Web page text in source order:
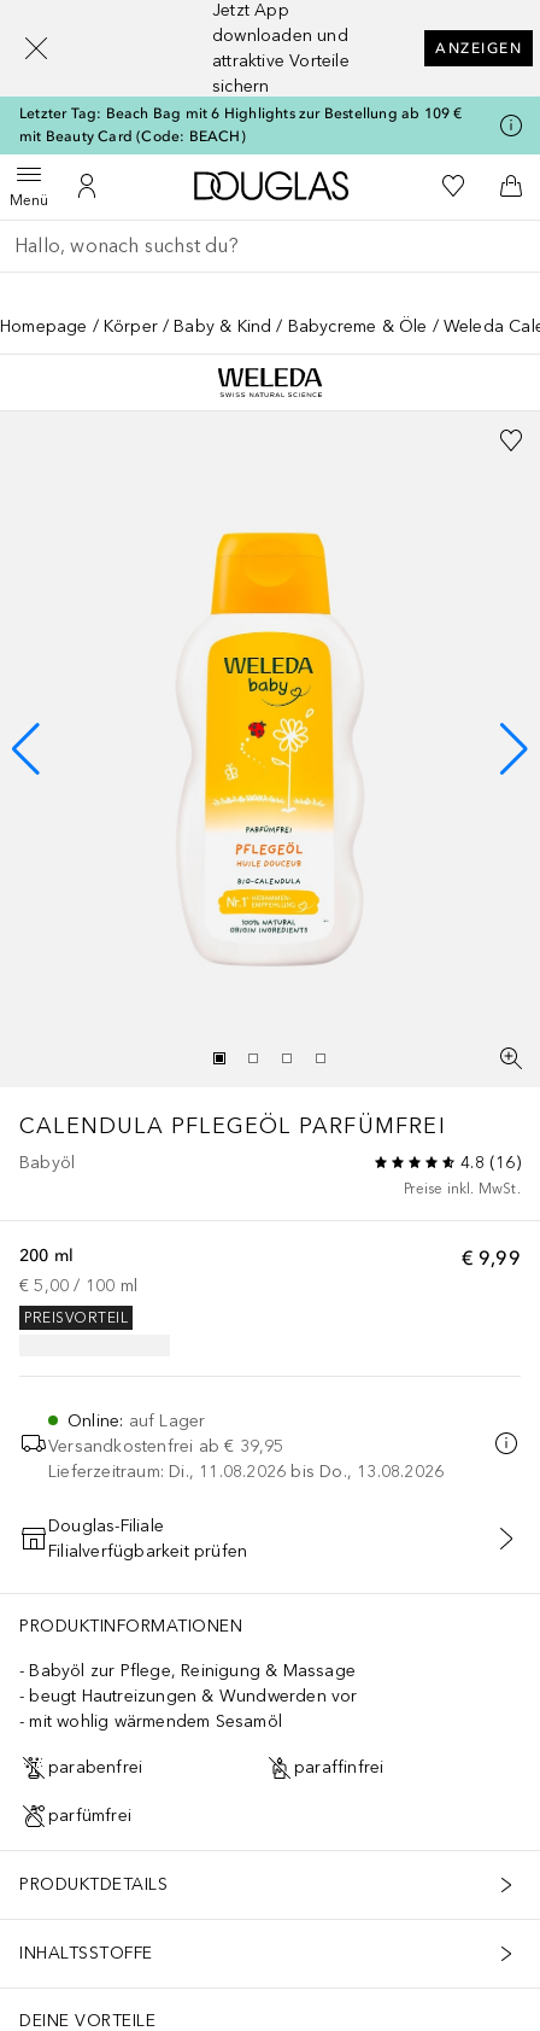
Jetzt App
downloaden und
attraktive Vorteile
sichern
ANZEIGEN
Letzter Tag: Beach Bag mit 6 Highlights zur Bestellung ab 109 €
mit Beauty Card (Code: BEACH)
MenüMenü öffnenZu Meinem Kundenkonto
Zur Douglas Startseite
Zu Meiner
Gehe zurück
Suche ausführen
Homepage Körper Baby & Kind Babycreme & Öle Weleda
CALENDULA PFLEGEÖL PARFÜMFREI
Babyöl 4.8 (16)
Preise inkl. MwSt.
€ 9,99
200 ml
€ 5,00 / 100 ml
PREISVORTEIL
Online: auf Lager
Versandkostenfrei ab € 39,95
Lieferzeitraum: Di., 11.08.2026 bis Do., 13.08.2026
IN DEN WARENKORB
Douglas-Filiale
Filialverfügbarkeit prüfen
PRODUKTINFORMATIONEN
Babyöl zur Pflege, Reinigung & Massage
beugt Hautreizungen & Wundwerden vor
mit wohlig wärmendem Sesamöl
parabenfrei paraffinfrei
parfümfrei
PRODUKTDETAILS
INHALTSSTOFFE
DEINE VORTEILE
[navigation.slideout.screenreader]